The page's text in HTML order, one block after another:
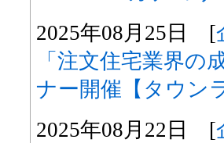
2025年08月25日 [
「注文住宅業界の
ナー開催【タウン
2025年08月22日 [